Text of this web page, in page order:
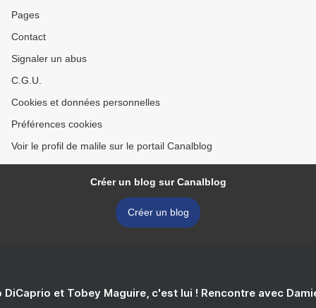
Pages
Contact
Signaler un abus
C.G.U.
Cookies et données personnelles
Préférences cookies
Voir le profil de malile sur le portail Canalblog
Créer un blog sur Canalblog
Créer un blog
DiCaprio et Tobey Maguire, c'est lui ! Rencontre avec